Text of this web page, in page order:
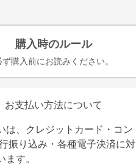
購入時のルール
ず購入前にお読みください。
お支払い方法について
は、クレジットカード・コン
振り込み・各種電子決済に対
ます。